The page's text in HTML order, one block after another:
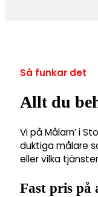
Så funkar det
Allt du
Vi på Målarn’ i
duktiga målare
eller vilka
Fast pris på